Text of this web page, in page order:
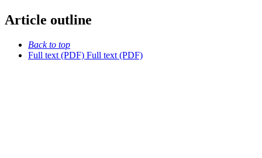
Article outline
Back to top
Full text (PDF) Full text (PDF)